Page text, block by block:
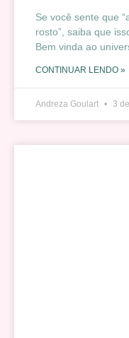
Se você sente que
rosto”, saiba que
Bem vinda ao
CONTINUAR LENDO »
Andreza Goulart 3